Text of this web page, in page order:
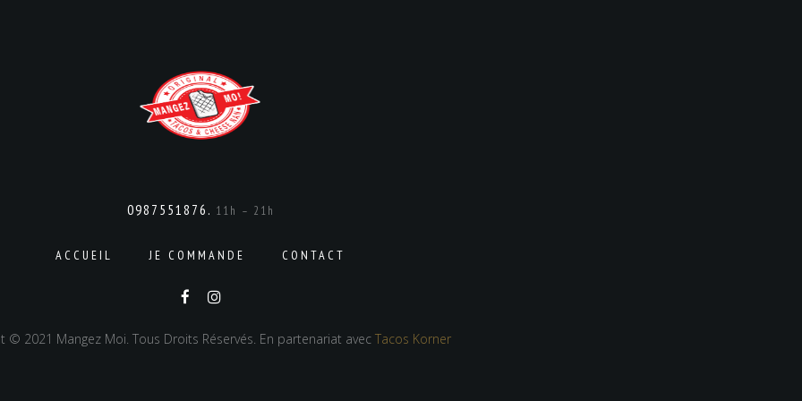
0987551876. 11h – 21h
ACCUEIL JE COMMANDE CONTACT
© 2021 Mangez Moi. Tous Droits Réservés. En partenariat avec Tacos Korner